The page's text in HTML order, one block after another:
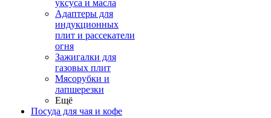
уксуса и масла
Адаптеры для
индукционных
плит и рассекатели
огня
Зажигалки для
газовых плит
Мясорубки и
лапшерезки
Ещё
Посуда для чая и кофе